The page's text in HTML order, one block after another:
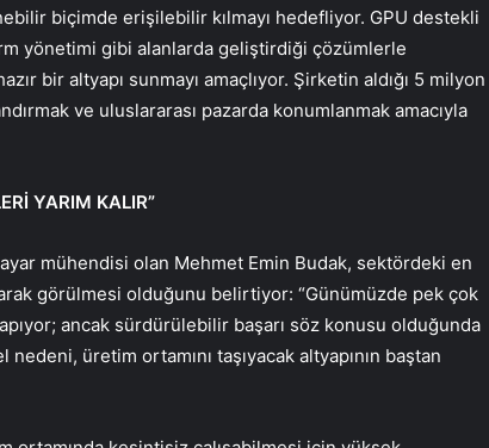
biçimde erişilebilir kılmayı hedefliyor. GPU destekli
yönetimi gibi alanlarda geliştirdiği çözümlerle
bir altyapı sunmayı amaçlıyor. Şirketin aldığı 5 milyon
ve uluslararası pazarda konumlanmak amacıyla
YARIM KALIR”
mühendisi olan Mehmet Emin Budak, sektördeki en
görülmesi olduğunu belirtiyor: “Günümüzde pek çok
ancak sürdürülebilir başarı söz konusu olduğunda
üretim ortamını taşıyacak altyapının baştan